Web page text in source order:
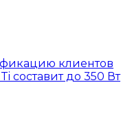
клиентов
составит до 350 Вт